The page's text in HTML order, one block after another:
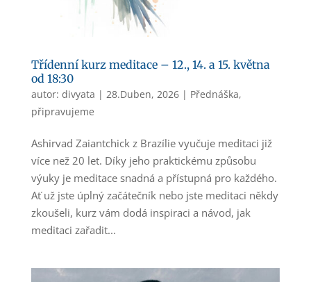
Třídenní kurz meditace – 12., 14. a 15. května
od 18:30
autor: divyata | 28.Duben, 2026| Přednáška,
připravujeme
Ashirvad Zaiantchick z Brazílie vyučuje meditaci již
více než 20 let. Díky jeho praktickému způsobu
výuky je meditace snadná a přístupná pro každého.
Ať už jste úplný začátečník nebo jste meditaci někdy
zkoušeli, kurz vám dodá inspiraci a návod, jak
meditaci zařadit...